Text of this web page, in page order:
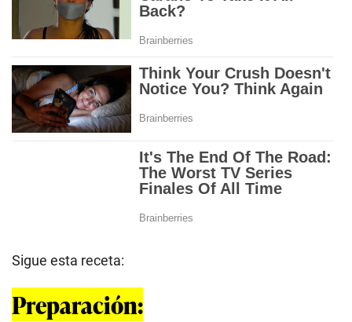
Sigue esta receta:
Preparación: